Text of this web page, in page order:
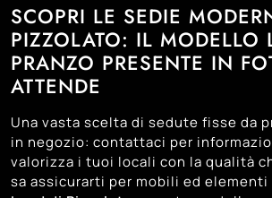
SCOPRI LE SEDIE
PIZZOLATO: IL MODELLO
PRANZO PRESENTE IN
ATTENDE
Una vasta scelta di sedute fisse da
in negozio: contattaci per
valorizza i tuoi locali con la qualità
sa assicurarti per mobili ed elementi